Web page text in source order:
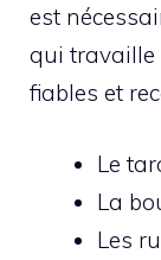
est
qui travaille
fiables et
Le
La
Les